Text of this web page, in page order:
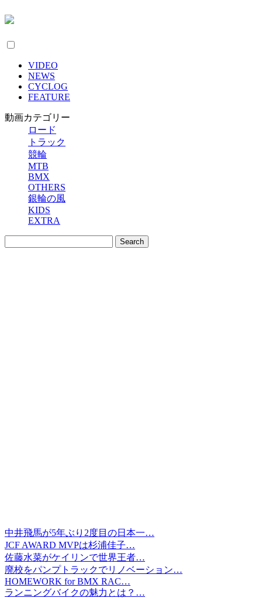
VIDEO
NEWS
CYCLOG
FEATURE
動画カテゴリー
ロード
トラック
競輪
MTB
BMX
OTHERS
銀輪の風
KIDS
EXTRA
中井飛馬が5年ぶり2度目の日本一…
JCF AWARD MVPは杉浦佳子…
佐藤水菜がケイリンで世界王者…
廃校をパンプトラックでリノベーション…
HOMEWORK for BMX RAC…
ランニングバイクの魅力とは？…